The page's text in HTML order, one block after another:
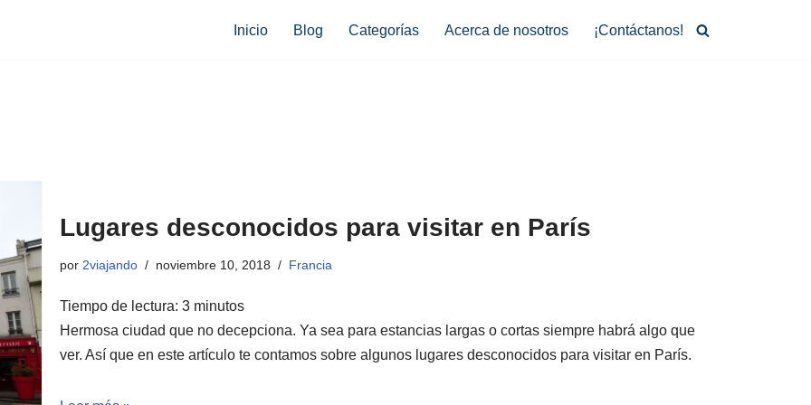
Inicio Blog Categorías Acerca de nosotros ¡Contáctanos!
Lugares desconocidos para visitar en París
por 2viajando noviembre 10, 2018 Francia
Tiempo de lectura: 3 minutos
Hermosa ciudad que no decepciona. Ya sea para estancias largas o cortas siempre habrá algo que
ver. Así que en este artículo te contamos sobre algunos lugares desconocidos para visitar en París.